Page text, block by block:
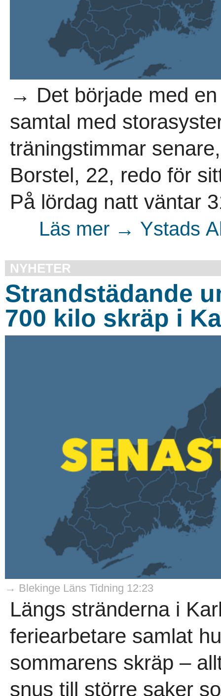
→ Det började med
samtal med
träningstimmar
Borstel, 22, redo för
På lördag natt väntar
Läs mer → Ystads
NYHETER
Strandstädande
700 kilo skräp i
→ Blekinge Läns Tidning 12:23
Längs stränderna i
feriearbetare samlat
sommarens skräp –
snus till större saker